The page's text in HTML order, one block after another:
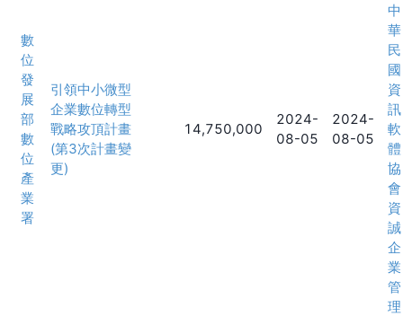
數
位
發
展
部
數
位
產
業
署
引領中小微型
企業數位轉型
戰略攻頂計畫
(第3次計畫變
更)
14,750,000
2024-
08-05
2024-
08-05
中
華
民
國
資
訊
軟
體
協
會
資
誠
企
業
管
理